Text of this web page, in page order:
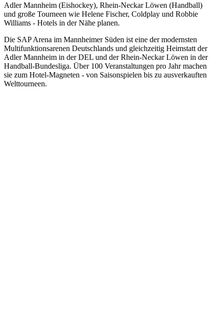
Adler Mannheim (Eishockey), Rhein-Neckar Löwen (Handball)
und große Tourneen wie Helene Fischer, Coldplay und Robbie
Williams - Hotels in der Nähe planen.
Die SAP Arena im Mannheimer Süden ist eine der modernsten
Multifunktionsarenen Deutschlands und gleichzeitig Heimstatt der
Adler Mannheim in der DEL und der Rhein-Neckar Löwen in der
Handball-Bundesliga. Über 100 Veranstaltungen pro Jahr machen
sie zum Hotel-Magneten - von Saisonspielen bis zu ausverkauften
Welttourneen.